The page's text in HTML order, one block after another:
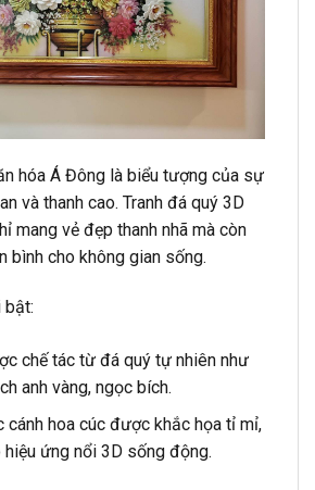
hóa Á Đông là biểu tượng của sự
và thanh cao. Tranh đá quý 3D
mang vẻ đẹp thanh nhã mà còn
bình cho không gian sống.
bật:
chế tác từ đá quý tự nhiên như
anh vàng, ngọc bích.
cánh hoa cúc được khắc họa tỉ mỉ,
hiệu ứng nổi 3D sống động.